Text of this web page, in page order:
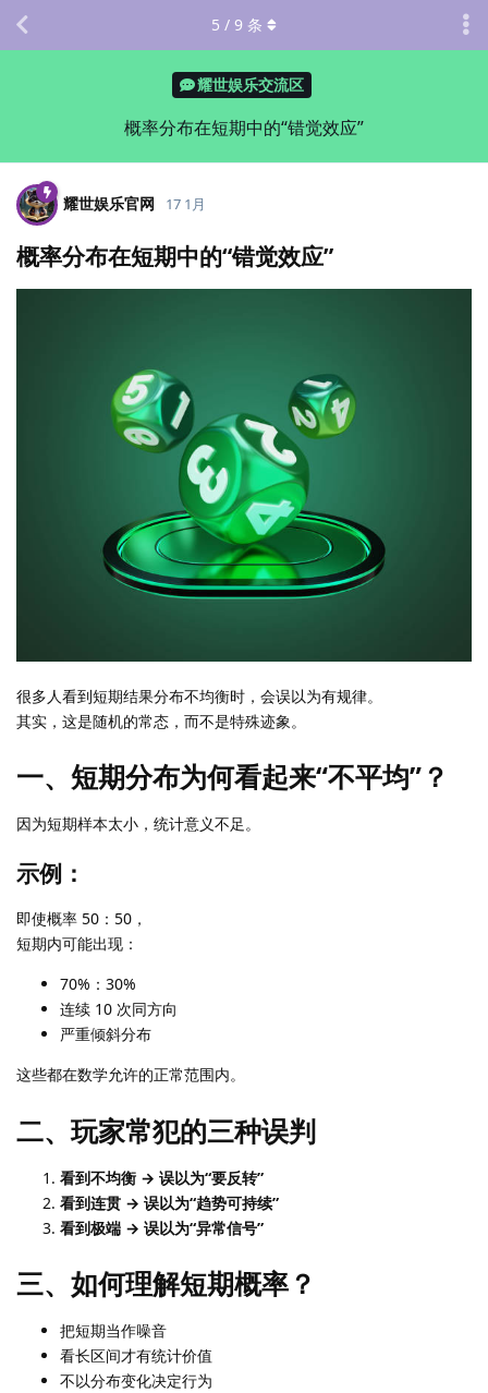
耀世娱乐交流区
概率分布在短期中的“错觉效应”
5 / 9 条
耀世娱乐官网 17 1月
概率分布在短期中的“错觉效应”
很多人看到短期结果分布不均衡时，会误以为有规律。
其实，这是随机的常态，而不是特殊迹象。
一、短期分布为何看起来“不平均”？
因为短期样本太小，统计意义不足。
示例：
即使概率 50：50，
短期内可能出现：
70%：30%
连续 10 次同方向
严重倾斜分布
这些都在数学允许的正常范围内。
二、玩家常犯的三种误判
看到不均衡 → 误以为“要反转”
看到连贯 → 误以为“趋势可持续”
看到极端 → 误以为“异常信号”
三、如何理解短期概率？
把短期当作噪音
看长区间才有统计价值
不以分布变化决定行为